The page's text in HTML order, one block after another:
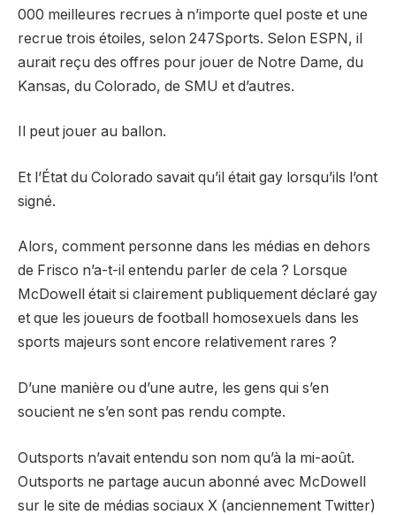
000 meilleures recrues à n’importe quel poste et une
recrue trois étoiles, selon 247Sports. Selon ESPN, il
aurait reçu des offres pour jouer de Notre Dame, du
Kansas, du Colorado, de SMU et d’autres.
Il peut jouer au ballon.
Et l’État du Colorado savait qu’il était gay lorsqu’ils l’ont
signé.
Alors, comment personne dans les médias en dehors
de Frisco n’a-t-il entendu parler de cela ? Lorsque
McDowell était si clairement publiquement déclaré gay
et que les joueurs de football homosexuels dans les
sports majeurs sont encore relativement rares ?
D’une manière ou d’une autre, les gens qui s’en
soucient ne s’en sont pas rendu compte.
Outsports n’avait entendu son nom qu’à la mi-août.
Outsports ne partage aucun abonné avec McDowell
sur le site de médias sociaux X (anciennement Twitter)